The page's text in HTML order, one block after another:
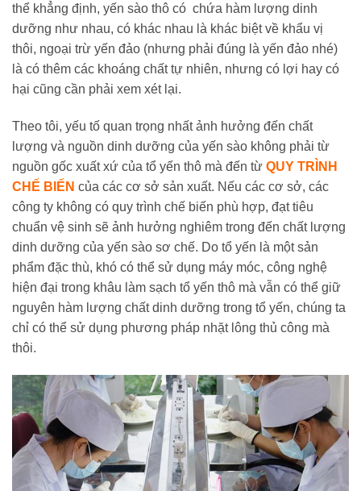
thể khẳng định, yến sào thô có chứa hàm lượng dinh
dưỡng như nhau, có khác nhau là khác biệt về khẩu vị
thôi, ngoại trừ yến đảo (nhưng phải đúng là yến đảo nhé)
là có thêm các khoáng chất tự nhiên, nhưng có lợi hay có
hại cũng cần phải xem xét lại.
Theo tôi, yếu tố quan trọng nhất ảnh hưởng đến chất
lượng và nguồn dinh dưỡng của yến sào không phải từ
nguồn gốc xuất xứ của tổ yến thô mà đến từ QUY TRÌNH
CHẾ BIẾN của các cơ sở sản xuất. Nếu các cơ sở, các
công ty không có quy trình chế biến phù hợp, đạt tiêu
chuẩn vệ sinh sẽ ảnh hưởng nghiêm trong đến chất lượng
dinh dưỡng của yến sào sơ chế. Do tổ yến là một sản
phẩm đặc thù, khó có thể sử dụng máy móc, công nghệ
hiện đại trong khâu làm sạch tổ yến thô mà vẫn có thể giữ
nguyên hàm lượng chất dinh dưỡng trong tổ yến, chúng ta
chỉ có thể sử dụng phương pháp nhặt lông thủ công mà
thôi.